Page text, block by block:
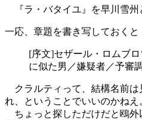
『ラ・バタイユ』を早川雪州
一応、章題を書き写しておくと
[序文]セザール・ロムブ
に似た男／嫌疑者／予審
クラルティって、結構名前は
れ、ということでいいのかねえ
ちょっと探しただけだと鴎外